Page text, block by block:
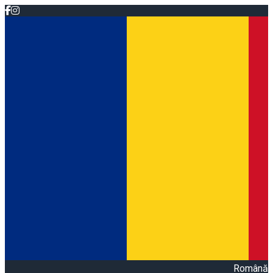
Română